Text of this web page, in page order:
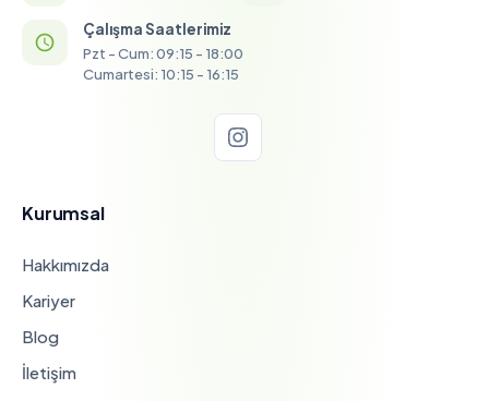
Çalışma Saatlerimiz
Pzt - Cum: 09:15 - 18:00
Cumartesi: 10:15 - 16:15
Kurumsal
Hakkımızda
Kariyer
Blog
İletişim